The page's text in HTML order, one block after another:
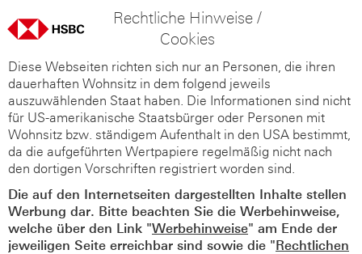
Rechtliche Hinweise /
Cookies
Diese Webseiten richten sich nur an Personen, die ihren
dauerhaften Wohnsitz in dem folgend jeweils
auszuwählenden Staat haben. Die Informationen sind nicht
für US-amerikanische Staatsbürger oder Personen mit
Wohnsitz bzw. ständigem Aufenthalt in den USA bestimmt,
da die aufgeführten Wertpapiere regelmäßig nicht nach
den dortigen Vorschriften registriert worden sind.
Die auf den Internetseiten dargestellten Inhalte stellen
Werbung dar. Bitte beachten Sie die Werbehinweise,
welche über den Link "Werbehinweise" am Ende der
jeweiligen Seite erreichbar sind sowie die "Rechtlichen